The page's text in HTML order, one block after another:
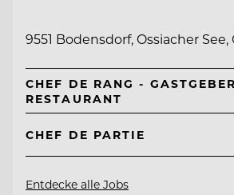
9551 Bodensdorf, Ossiacher
CHEF DE RANG -
RESTAURANT
CHEF DE PARTIE
Entdecke alle Jobs